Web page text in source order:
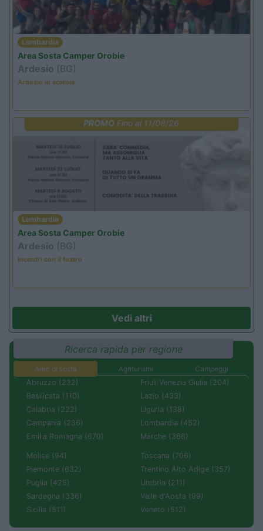
Lombardia
Area Sosta Camper Orobie
Ardesio (BG)
Ardesio in scatola
PROMO Fino al 11/08/26
Lombardia
Area Sosta Camper Orobie
Ardesio (BG)
Incontri con il teatro
Vedi altri
Ricerca rapida per regione
Aree di sosta Agriturismi
Campeggi
Abruzzo (232)
Basilicata (110)
Calabria (222)
Campania (236)
Emilia Romagna (670)
Friuli Venezia Giulia (204)
Lazio (433)
Liguria (138)
Lombardia (452)
Marche (366)
Molise (94)
Piemonte (632)
Puglia (425)
Sardegna (336)
Sicilia (511)
Toscana (706)
Trentino Alto Adige (357)
Umbria (211)
Valle d'Aosta (99)
Veneto (512)